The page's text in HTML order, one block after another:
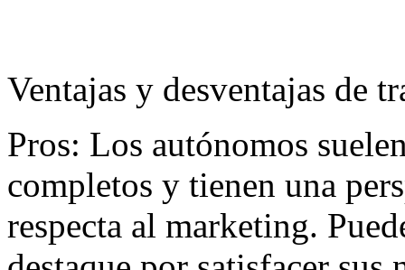
Ventajas y desventajas de
Pros: Los autónomos
completos y tienen una
respecta al marketing.